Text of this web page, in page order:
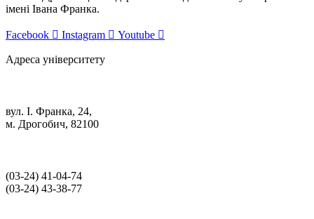
імені Івана Франка.
Facebook Instagram Youtube
Адреса університету
вул. І. Франка, 24,
м. Дрогобич, 82100
(03‑24) 41‑04‑74
(03‑24) 43‑38‑77